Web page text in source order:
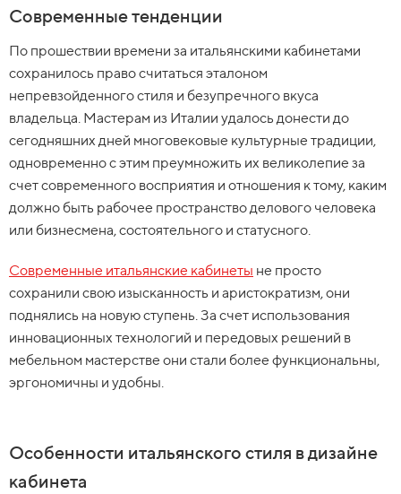
Современные тенденции
По прошествии времени за итальянскими кабинетами
сохранилось право считаться эталоном
непревзойденного стиля и безупречного вкуса
владельца. Мастерам из Италии удалось донести до
сегодняшних дней многовековые культурные традиции,
одновременно с этим преумножить их великолепие за
счет современного восприятия и отношения к тому, каким
должно быть рабочее пространство делового человека
или бизнесмена, состоятельного и статусного.
Современные итальянские кабинеты не просто
сохранили свою изысканность и аристократизм, они
поднялись на новую ступень. За счет использования
инновационных технологий и передовых решений в
мебельном мастерстве они стали более функциональны,
эргономичны и удобны.
Особенности итальянского стиля в дизайне
кабинета